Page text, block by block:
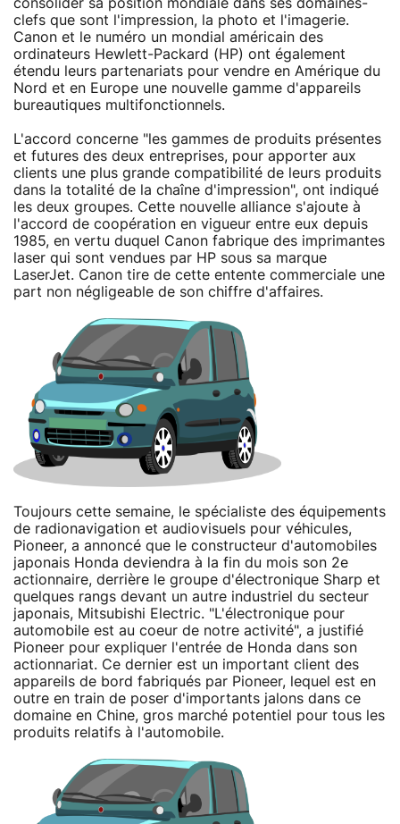
consolider sa position mondiale dans ses domaines-
clefs que sont l'impression, la photo et l'imagerie.
Canon et le numéro un mondial américain des
ordinateurs Hewlett-Packard (HP) ont également
étendu leurs partenariats pour vendre en Amérique du
Nord et en Europe une nouvelle gamme d'appareils
bureautiques multifonctionnels.
L'accord concerne "les gammes de produits présentes
et futures des deux entreprises, pour apporter aux
clients une plus grande compatibilité de leurs produits
dans la totalité de la chaîne d'impression", ont indiqué
les deux groupes. Cette nouvelle alliance s'ajoute à
l'accord de coopération en vigueur entre eux depuis
1985, en vertu duquel Canon fabrique des imprimantes
laser qui sont vendues par HP sous sa marque
LaserJet. Canon tire de cette entente commerciale une
part non négligeable de son chiffre d'affaires.
Toujours cette semaine, le spécialiste des équipements
de radionavigation et audiovisuels pour véhicules,
Pioneer, a annoncé que le constructeur d'automobiles
japonais Honda deviendra à la fin du mois son 2e
actionnaire, derrière le groupe d'électronique Sharp et
quelques rangs devant un autre industriel du secteur
japonais, Mitsubishi Electric. "L'électronique pour
automobile est au coeur de notre activité", a justifié
Pioneer pour expliquer l'entrée de Honda dans son
actionnariat. Ce dernier est un important client des
appareils de bord fabriqués par Pioneer, lequel est en
outre en train de poser d'importants jalons dans ce
domaine en Chine, gros marché potentiel pour tous les
produits relatifs à l'automobile.